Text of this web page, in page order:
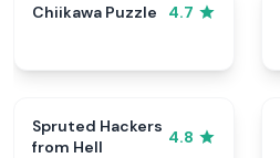
Chiikawa Puzzle 4.7
Spruted Hackers
from Hell
4.8